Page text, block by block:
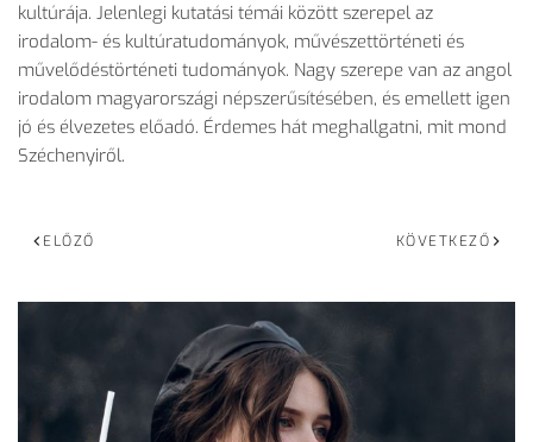
kultúrája. Jelenlegi kutatási témái között szerepel az
irodalom- és kultúratudományok, művészettörténeti és
művelődéstörténeti tudományok. Nagy szerepe van az angol
irodalom magyarországi népszerűsítésében, és emellett igen
jó és élvezetes előadó. Érdemes hát meghallgatni, mit mond
Széchenyiről.
ELŐZŐ KÖVETKEZŐ